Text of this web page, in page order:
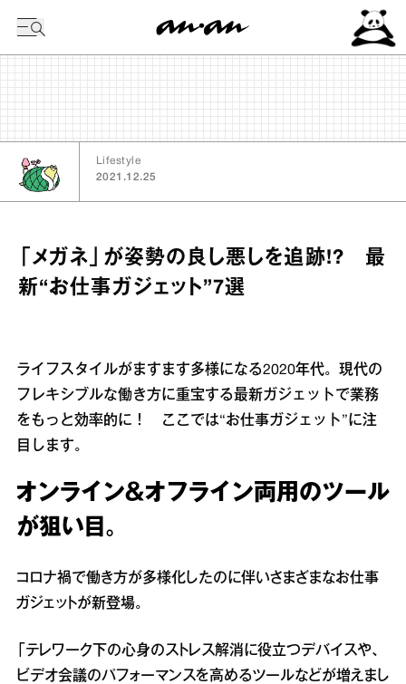
Lifestyle
2021.12.25
「メガネ」が姿勢の良し悪しを追跡!? 最
新“お仕事ガジェット”7選
ライフスタイルがますます多様になる2020年代。現代の
フレキシブルな働き方に重宝する最新ガジェットで業務
をもっと効率的に！ ここでは“お仕事ガジェット”に注
目します。
オンライン＆オフライン両用のツール
が狙い目。
コロナ禍で働き方が多様化したのに伴いさまざまなお仕事
ガジェットが新登場。
「テレワーク下の心身のストレス解消に役立つデバイスや、
ビデオ会議のパフォーマンスを高めるツールなどが増えまし